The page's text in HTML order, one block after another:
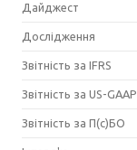
Дайджест
Дослідження
Звітність за IFRS
Звітність за US-GAAP
Звітність за П(с)БО